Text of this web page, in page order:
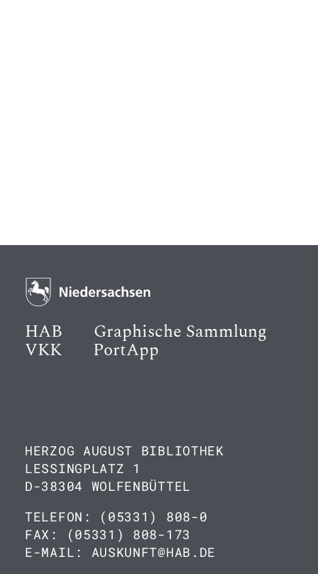
HAB Graphische Sammlung
VKK PortApp
HERZOG AUGUST BIBLIOTHEK
LESSINGPLATZ 1
D-38304 WOLFENBÜTTEL
TELEFON: (05331) 808-0
FAX: (05331) 808-173
E-MAIL: AUSKUNFT@HAB.DE